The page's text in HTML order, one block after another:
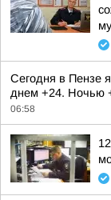
Сегодня в Пензе
днем +24. Ночью
06:58